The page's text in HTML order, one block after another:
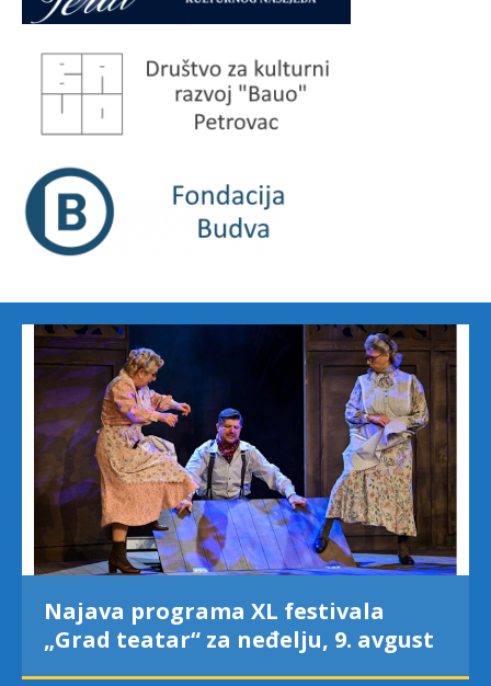
Najava programa XL festivala
„Grad teatar“ za neđelju, 9. avgust